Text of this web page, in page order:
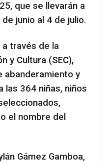
que se llevarán a
junio al 4 de julio.
a través de la
y Cultura (SEC),
abanderamiento y
las 364 niñas, niños
el nombre del
Gámez Gamboa,